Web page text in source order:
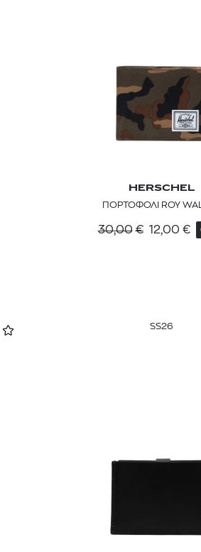
ΓΥΑΛΙΑ ΗΛΙΟΥ A52S/ZVN4I0/52 ΑΝΔΡΙΚΟ
120,00 €
HERSCHEL
ΠΟΡΤΟΦΟΛΙ ROY
30,00 € 12,00 €
SS26